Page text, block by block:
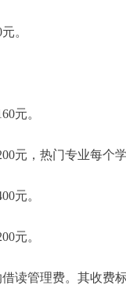
。
元。
，热门专业每个学
元。
元。
管理费。其收费